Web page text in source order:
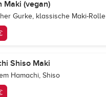
Maki (vegan)
Gurke, klassische Maki-Rolle
Shiso Maki
Hamachi, Shiso